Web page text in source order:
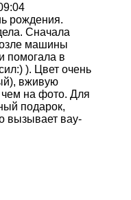
рождения.
Сначала
машины
помогала в
). Цвет очень
вживую
на фото. Для
подарок,
вызывает вау-